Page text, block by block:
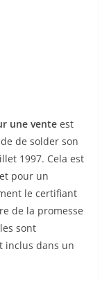
une vente est
de solder son
1997. Cela est
pour un
le certifiant
de la promesse
sont
inclus dans un